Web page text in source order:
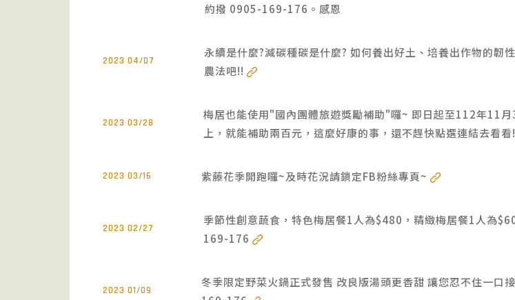
約撥 0905-169-176。感恩
2023 04/07
永續是什麼?減碳種碳是什麼? 如何養出好土、培養出作物的韌
農法吧!!
2023 03/28
梅居也能使用"國內團體旅遊獎勵補助"囉~ 即日起至112年11
上，就能補助兩百元，這麼好康的事，還不趕快點選連結去看看
2023 03/16 紫藤花季開跑囉~及時花況請鎖定FB粉絲專頁~
2023 02/27
季節性創意蔬食，特色梅居餐1人為$480，精緻梅居餐1人為
169-176
2023 01/09
冬季限定野菜火鍋正式發售 改良版湯頭更香甜 讓您忍不住一口